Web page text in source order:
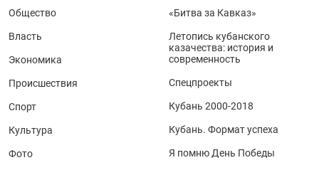
Общество
Власть
Экономика
Происшествия
Спорт
Культура
Фото
«Битва за Кавказ»
Летопись кубанского
казачества: история и
современность
Спецпроекты
Кубань 2000-2018
Кубань. Формат успеха
Я помню День Победы